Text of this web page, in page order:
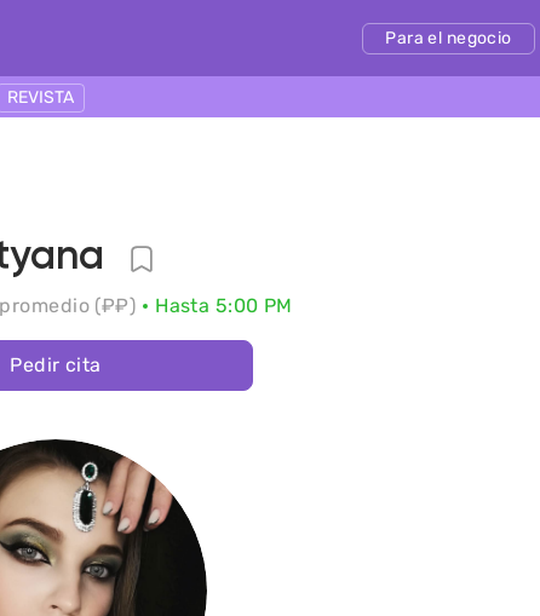
Para el negocio
REVISTA
(₽₽) Hasta 5:00 PM
Pedir cita